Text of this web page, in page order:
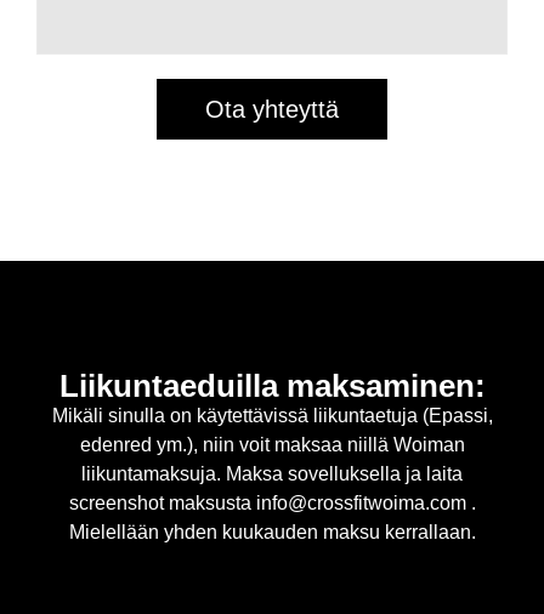
Ota yhteyttä
Liikuntaeduilla maksaminen:
Mikäli sinulla on käytettävissä liikuntaetuja (Epassi,
edenred ym.), niin voit maksaa niillä Woiman
liikuntamaksuja. Maksa sovelluksella ja laita
screenshot maksusta info@crossfitwoima.com .
Mielellään yhden kuukauden maksu kerrallaan.